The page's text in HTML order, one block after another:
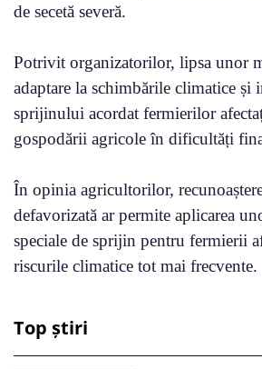
de secetă severă.
Potrivit organizatorilor, lipsa unor
adaptare la schimbările climatice și
sprijinului acordat fermierilor
gospodării agricole în dificultăți
În opinia agricultorilor,
defavorizată ar permite aplicarea
speciale de sprijin pentru fermierii
riscurile climatice tot mai frecvente.
Top știri